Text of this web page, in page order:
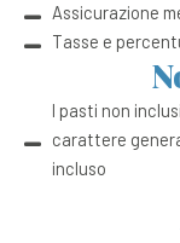
Assicurazione
Tasse e
I pasti non
carattere
incluso